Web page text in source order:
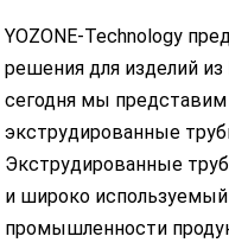
YOZONE-Technology
решения для изделий из
сегодня мы
экструдированные
Экструдированные
и широко используемый
промышленности